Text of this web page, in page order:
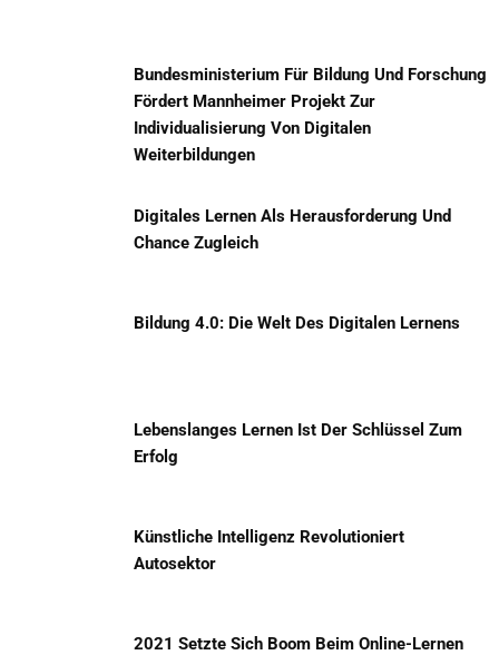
Bundesministerium Für Bildung Und Forschung
Fördert Mannheimer Projekt Zur
Individualisierung Von Digitalen
Weiterbildungen
Digitales Lernen Als Herausforderung Und
Chance Zugleich
Bildung 4.0: Die Welt Des Digitalen Lernens
Lebenslanges Lernen Ist Der Schlüssel Zum
Erfolg
Künstliche Intelligenz Revolutioniert
Autosektor
2021 Setzte Sich Boom Beim Online-Lernen